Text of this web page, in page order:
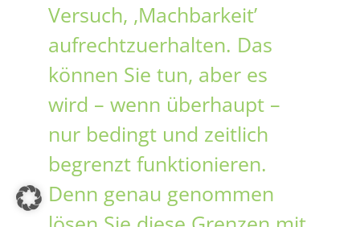
Versuch, ,Machbarkeit’
aufrechtzuerhalten. Das
können Sie tun, aber es
wird – wenn überhaupt –
nur bedingt und zeitlich
begrenzt funktionieren.
Denn genau genommen